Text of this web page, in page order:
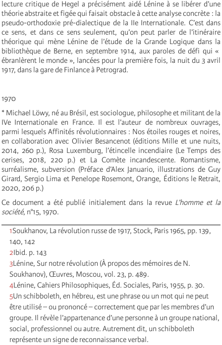
lecture critique de Hegel a précisément aidé Lénine à se libérer d’une
théorie abstraite et figée qui faisait obstacle à cette analyse concrète : la
pseudo-orthodoxie pré-dialectique de la IIe Internationale. C’est dans
ce sens, et dans ce sens seulement, qu’on peut parler de l’itinéraire
théorique qui mène Lénine de l’étude de la Grande Logique dans la
bibliothèque de Berne, en septembre 1914, aux paroles de défi qui «
ébranlèrent le monde », lancées pour la première fois, la nuit du 3 avril
1917, dans la gare de Finlance à Petrograd.
1970
* Michael Löwy, né au Brésil, est sociologue, philosophe et militant de la
IVe Internationale en France. Il est l’auteur de nombreux ouvrages,
parmi lesquels Affinités révolutionnaires : Nos étoiles rouges et noires,
en collaboration avec Olivier Besancenot (éditions Mille et une nuits,
2014, 260 p.), Rosa Luxemburg, l’étincelle incendiaire (Le Temps des
cerises, 2018, 220 p.) et La Comète incandescente. Romantisme,
surréalisme, subversion (Préface d’Alex Januario, illustrations de Guy
Girard, Sergio Lima et Penelope Rosemont, Orange, Éditions le Retrait,
2020, 206 p.)
Ce document a été publié initialement dans la revue L’homme et la
société, n°15, 1970.
1Soukhanov, La révolution russe de 1917, Stock, Paris 1965, pp. 139,
140, 142
2Ibid. p. 143
3Lénine, Sur notre révolution (À propos des mémoires de N.
Soukhanov), Œuvres, Moscou, vol. 23, p. 489.
4Lénine, Cahiers Philosophiques, Éd. Sociales, Paris, 1955, p. 30.
5Un schibboleth, en hébreu, est une phrase ou un mot qui ne peut
être utilisé – ou prononcé – correctement que par les membres d’un
groupe. Il révèle l’appartenance d’une personne à un groupe national,
social, professionnel ou autre. Autrement dit, un schibboleth
représente un signe de reconnaissance verbal.